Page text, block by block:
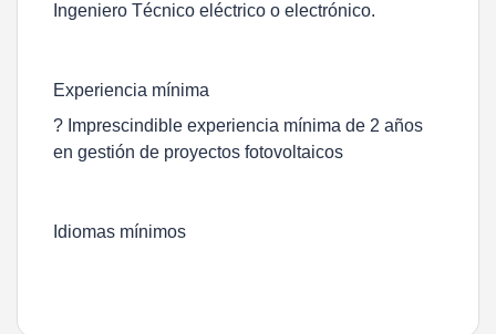
Ingeniero Técnico eléctrico o electrónico.
Experiencia mínima
? Imprescindible experiencia mínima de 2 años
en gestión de proyectos fotovoltaicos
Idiomas mínimos